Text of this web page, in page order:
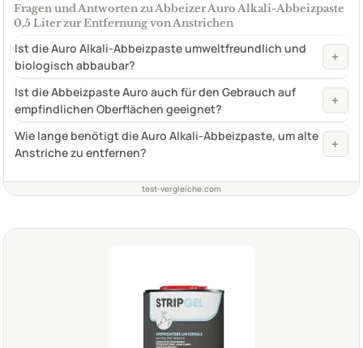
Fragen und Antworten zu Abbeizer Auro Alkali-Abbeizpaste
0,5 Liter zur Entfernung von Anstrichen
Ist die Auro Alkali-Abbeizpaste umweltfreundlich und
biologisch abbaubar?
+
Ist die Abbeizpaste Auro auch für den Gebrauch auf
empfindlichen Oberflächen geeignet?
+
Wie lange benötigt die Auro Alkali-Abbeizpaste, um alte
Anstriche zu entfernen?
+
test-vergleiche.com